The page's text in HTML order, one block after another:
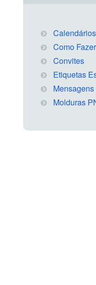
Calendários
Como Fazer
Convites
Etiquetas
Molduras